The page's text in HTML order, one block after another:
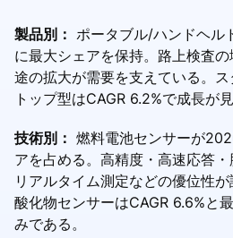
製品別： ポータブル/ハンドヘ
に最大シェアを保持。路上検査
途の拡大が需要を支えている。
トップ型はCAGR 6.2%で成長が
技術別： 燃料電池センサーが
アを占める。高精度・高速応答
リアルタイム測定などの優位性
酸化物センサーはCAGR 6.6%と
みである。